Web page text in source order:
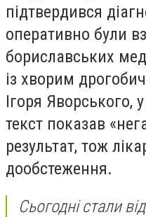
підтвердився
оперативно були
бориславських
із хворим
Ігоря Яворського,
текст показав
результат, тож
дообстеження.
Сьогодні стали